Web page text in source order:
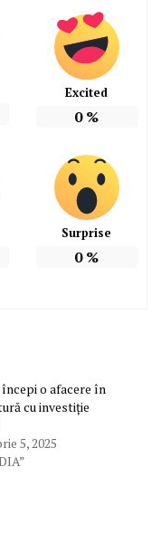
Excited
0%
Surprise
0%
începi o afacere în
cu investiție
5, 2025